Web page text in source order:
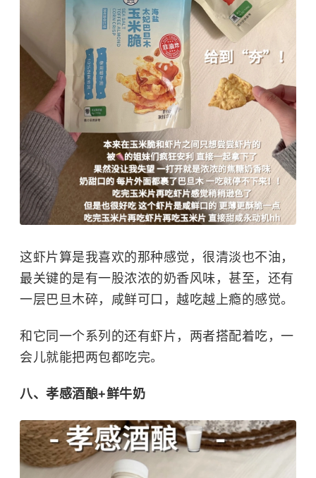
这虾片算是我喜欢的那种感觉，很清淡也不油，
最关键的是有一股浓浓的奶香风味，甚至，还有
一层巴旦木碎，咸鲜可口，越吃越上瘾的感觉。
和它同一个系列的还有虾片，两者搭配着吃，一
会儿就能把两包都吃完。
八、孝感酒酿+鲜牛奶